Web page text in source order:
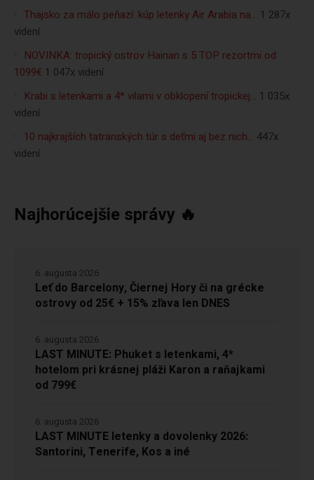
Thajsko za málo peňazí: kúp letenky Air Arabia na… 1 287x
videní
NOVINKA: tropický ostrov Hainan s 5 TOP rezortmi od
1099€ 1 047x videní
Krabi s letenkami a 4* vilami v obklopení tropickej… 1 035x
videní
10 najkrajších tatranských túr s deťmi aj bez nich… 447x
videní
Najhorúcejšie správy 🔥
Leť do Barcelony, Čiernej Hory či na grécke
ostrovy od 25€ + 15% zľava len DNES
6. augusta 2026
LAST MINUTE: Phuket s letenkami, 4*
hotelom pri krásnej pláži Karon a raňajkami
od 799€
6. augusta 2026
LAST MINUTE letenky a dovolenky 2026:
Santorini, Tenerife, Kos a iné
6. augusta 2026